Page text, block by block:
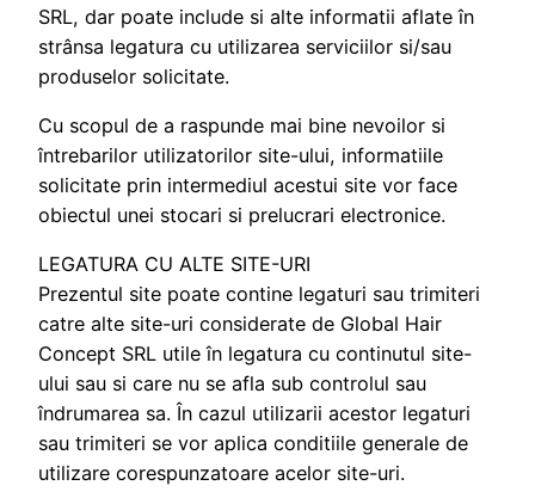
SRL, dar poate include si alte informatii aflate în
strânsa legatura cu utilizarea serviciilor si/sau
produselor solicitate.
Cu scopul de a raspunde mai bine nevoilor si
întrebarilor utilizatorilor site-ului, informatiile
solicitate prin intermediul acestui site vor face
obiectul unei stocari si prelucrari electronice.
LEGATURA CU ALTE SITE-URI
Prezentul site poate contine legaturi sau trimiteri
catre alte site-uri considerate de Global Hair
Concept SRL utile în legatura cu continutul site-
ului sau si care nu se afla sub controlul sau
îndrumarea sa. În cazul utilizarii acestor legaturi
sau trimiteri se vor aplica conditiile generale de
utilizare corespunzatoare acelor site-uri.